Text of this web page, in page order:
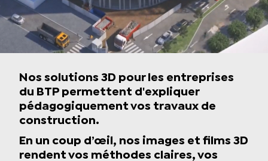
Nos solutions 3D pour les entreprises
du BTP permettent d'expliquer
pédagogiquement vos travaux de
construction.
En un coup d’œil, nos images et films 3D
rendent vos méthodes claires, vos